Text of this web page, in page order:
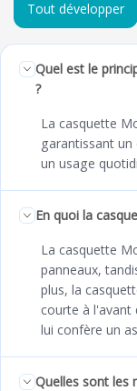
Tout développer
Quel est le
?
La casquette
garantissant
un usage
En quoi la
La casquette
panneaux,
plus, la
courte à l'avant
lui confère un
Quelles sont les